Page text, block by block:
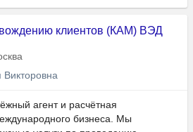
клиентов (КАМ) ВЭД
агент и расчётная
бизнеса. Мы